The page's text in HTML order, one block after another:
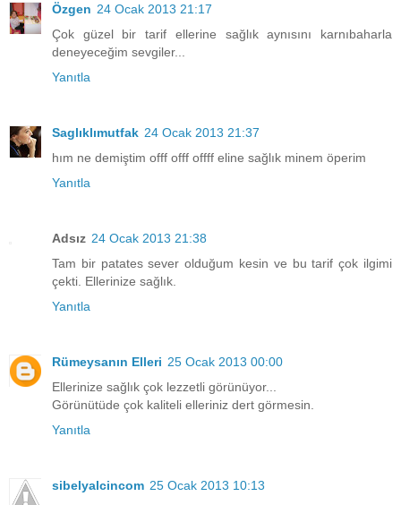
Özgen 24 Ocak 2013 21:17
Çok güzel bir tarif ellerine sağlık aynısını karnıbaharla
deneyeceğim sevgiler...
Yanıtla
Saglıklımutfak 24 Ocak 2013 21:37
hım ne demiştim offf offf offff eline sağlık minem öperim
Yanıtla
Adsız 24 Ocak 2013 21:38
Tam bir patates sever olduğum kesin ve bu tarif çok ilgimi
çekti. Ellerinize sağlık.
Yanıtla
Rümeysanın Elleri 25 Ocak 2013 00:00
Ellerinize sağlık çok lezzetli görünüyor...
Görünütüde çok kaliteli elleriniz dert görmesin.
Yanıtla
sibelyalcincom 25 Ocak 2013 10:13